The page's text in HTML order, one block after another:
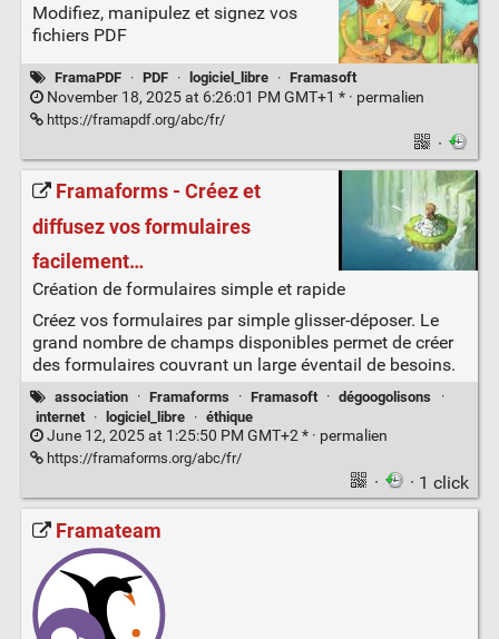
Modifiez, manipulez et signez vos
fichiers PDF
FramaPDF · PDF · logiciel_libre · Framasoft
November 18, 2025 at 6:26:01 PM GMT+1 * · permalien
https://framapdf.org/abc/fr/
·
Framaforms - Créez et
diffusez vos formulaires
facilement…
Création de formulaires simple et rapide
Créez vos formulaires par simple glisser-déposer. Le
grand nombre de champs disponibles permet de créer
des formulaires couvrant un large éventail de besoins.
association · Framaforms · Framasoft · dégoogolisons
·
internet
· logiciel_libre · éthique
June 12, 2025 at 1:25:50 PM GMT+2 * · permalien
https://framaforms.org/abc/fr/
· · 1 click
Framateam